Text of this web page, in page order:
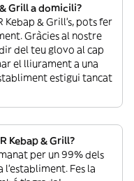
Grill a domicili?
& Grill’s, pots fer
Gràcies al nostre
del teu glovo al cap
el lliurament a una
estigui tancat
Kebap & Grill?
per un 99% dels
Fes la